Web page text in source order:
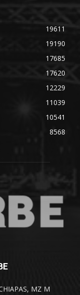
19611
19190
17685
17620
12229
11039
10541
8568
MZ M